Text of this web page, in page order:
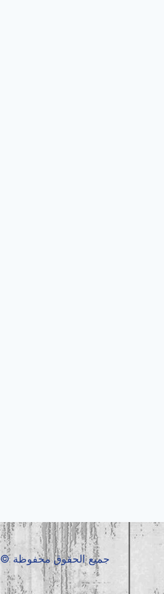
جميع الحقوق محفوظة © 2026 معلم دهانات وديكورات جدة0536399425